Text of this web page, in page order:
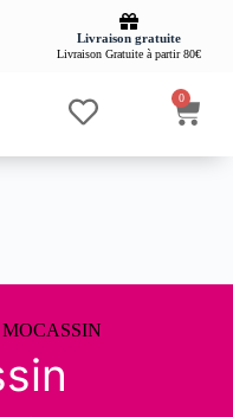
Livraison gratuite
Livraison Gratuite à partir 80€
0